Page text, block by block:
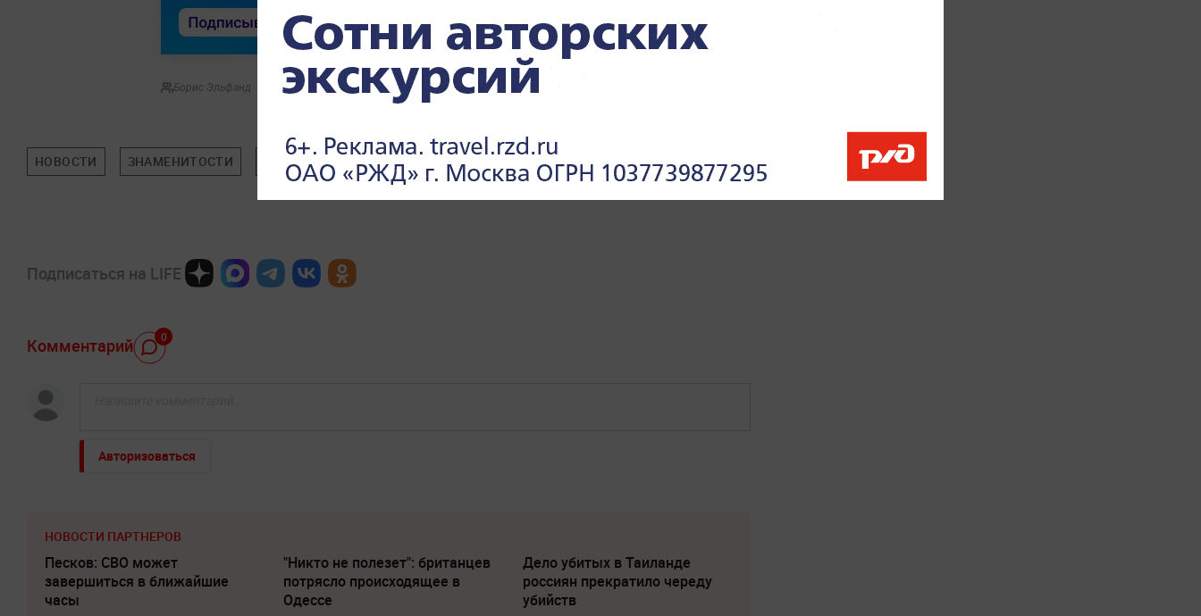
Борис Эльфанд
НОВОСТИ ЗНАМЕНИТОСТИ ПОП-КУЛЬТУРА
Подписаться на LIFE
Комментарий 0
Авторизоваться
НОВОСТИ ПАРТНЕРОВ
Песков: СВО может
завершиться в ближайшие
часы
"Никто не полезет": британцев
потрясло происходящее в
Одессе
Дело убитых в Таиланде
россиян прекратило череду
убийств